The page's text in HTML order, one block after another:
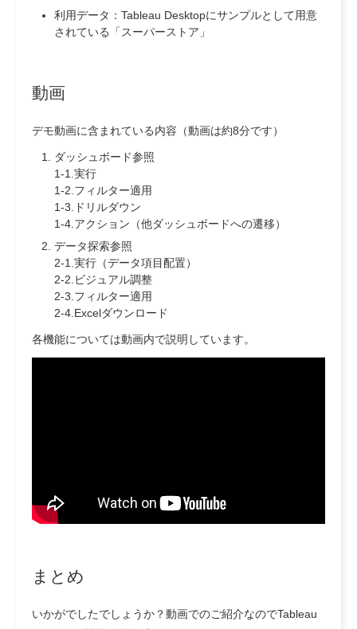
利用データ：Tableau Desktopにサンプルとして用意
されている「スーパーストア」
動画
デモ動画に含まれている内容（動画は約8分です）
ダッシュボード参照
1-1.実行
1-2.フィルター適用
1-3.ドリルダウン
1-4.アクション（他ダッシュボードへの遷移）
データ探索参照
2-1.実行（データ項目配置）
2-2.ビジュアル調整
2-3.フィルター適用
2-4.Excelダウンロード
各機能については動画内で説明しています。
まとめ
いかがでしたでしょうか？動画でのご紹介なのでTableau